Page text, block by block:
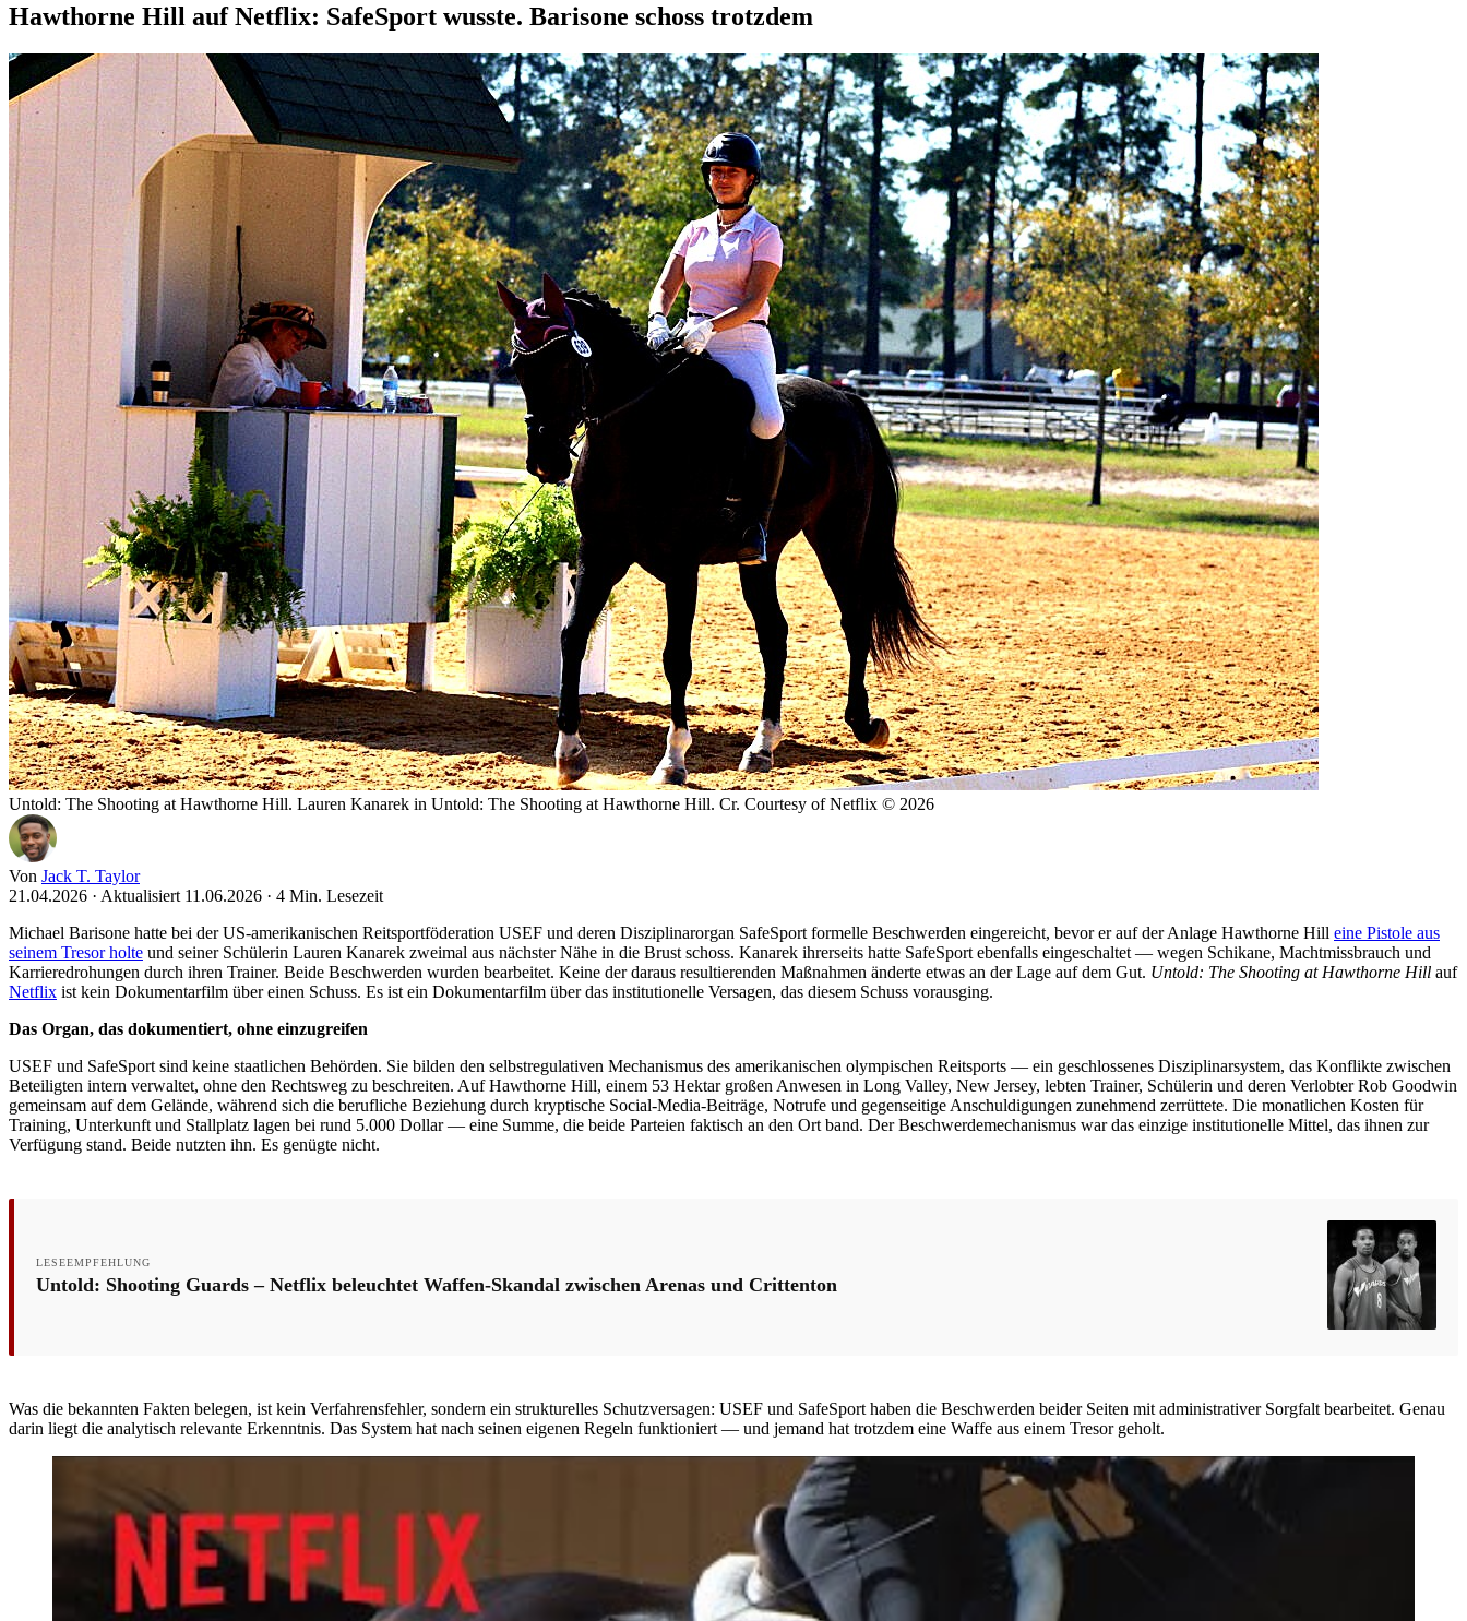
Hawthorne Hill auf Netflix: SafeSport wusste. Barisone schoss trotzdem
Untold: The Shooting at Hawthorne Hill. Lauren Kanarek in Untold: The Shooting at Hawthorne Hill. Cr. Courtesy of Netflix © 2026
Von Jack T. Taylor
21.04.2026 · Aktualisiert 11.06.2026 · 4 Min. Lesezeit
Michael Barisone hatte bei der US-amerikanischen Reitsportföderation USEF und deren Disziplinarorgan SafeSport formelle Beschwerden eingereicht, bevor er auf der Anlage Hawthorne Hill eine Pistole aus
seinem Tresor holte und seiner Schülerin Lauren Kanarek zweimal aus nächster Nähe in die Brust schoss. Kanarek ihrerseits hatte SafeSport ebenfalls eingeschaltet — wegen Schikane, Machtmissbrauch und
Karrieredrohungen durch ihren Trainer. Beide Beschwerden wurden bearbeitet. Keine der daraus resultierenden Maßnahmen änderte etwas an der Lage auf dem Gut. Untold: The Shooting at Hawthorne Hill auf
Netflix ist kein Dokumentarfilm über einen Schuss. Es ist ein Dokumentarfilm über das institutionelle Versagen, das diesem Schuss vorausging.
Das Organ, das dokumentiert, ohne einzugreifen
USEF und SafeSport sind keine staatlichen Behörden. Sie bilden den selbstregulativen Mechanismus des amerikanischen olympischen Reitsports — ein geschlossenes Disziplinarsystem, das Konflikte zwischen
Beteiligten intern verwaltet, ohne den Rechtsweg zu beschreiten. Auf Hawthorne Hill, einem 53 Hektar großen Anwesen in Long Valley, New Jersey, lebten Trainer, Schülerin und deren Verlobter Rob Goodwin
gemeinsam auf dem Gelände, während sich die berufliche Beziehung durch kryptische Social-Media-Beiträge, Notrufe und gegenseitige Anschuldigungen zunehmend zerrüttete. Die monatlichen Kosten für
Training, Unterkunft und Stallplatz lagen bei rund 5.000 Dollar — eine Summe, die beide Parteien faktisch an den Ort band. Der Beschwerdemechanismus war das einzige institutionelle Mittel, das ihnen zur
Verfügung stand. Beide nutzten ihn. Es genügte nicht.
LESEEMPFEHLUNG
Untold: Shooting Guards – Netflix beleuchtet Waffen-Skandal zwischen Arenas und Crittenton
Was die bekannten Fakten belegen, ist kein Verfahrensfehler, sondern ein strukturelles Schutzversagen: USEF und SafeSport haben die Beschwerden beider Seiten mit administrativer Sorgfalt bearbeitet. Genau
darin liegt die analytisch relevante Erkenntnis. Das System hat nach seinen eigenen Regeln funktioniert — und jemand hat trotzdem eine Waffe aus einem Tresor geholt.